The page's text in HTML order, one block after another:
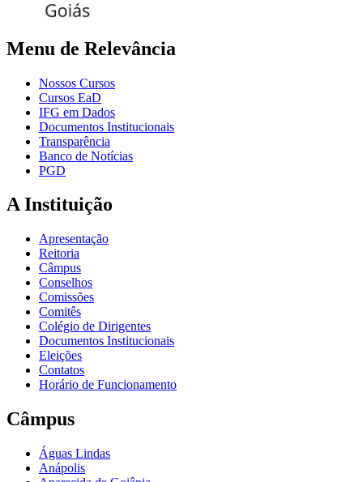
Menu de Relevância
Nossos Cursos
Cursos EaD
IFG em Dados
Documentos Institucionais
Transparência
Banco de Notícias
PGD
A Instituição
Apresentação
Reitoria
Câmpus
Conselhos
Comissões
Comitês
Colégio de Dirigentes
Documentos Institucionais
Eleições
Contatos
Horário de Funcionamento
Câmpus
Águas Lindas
Anápolis